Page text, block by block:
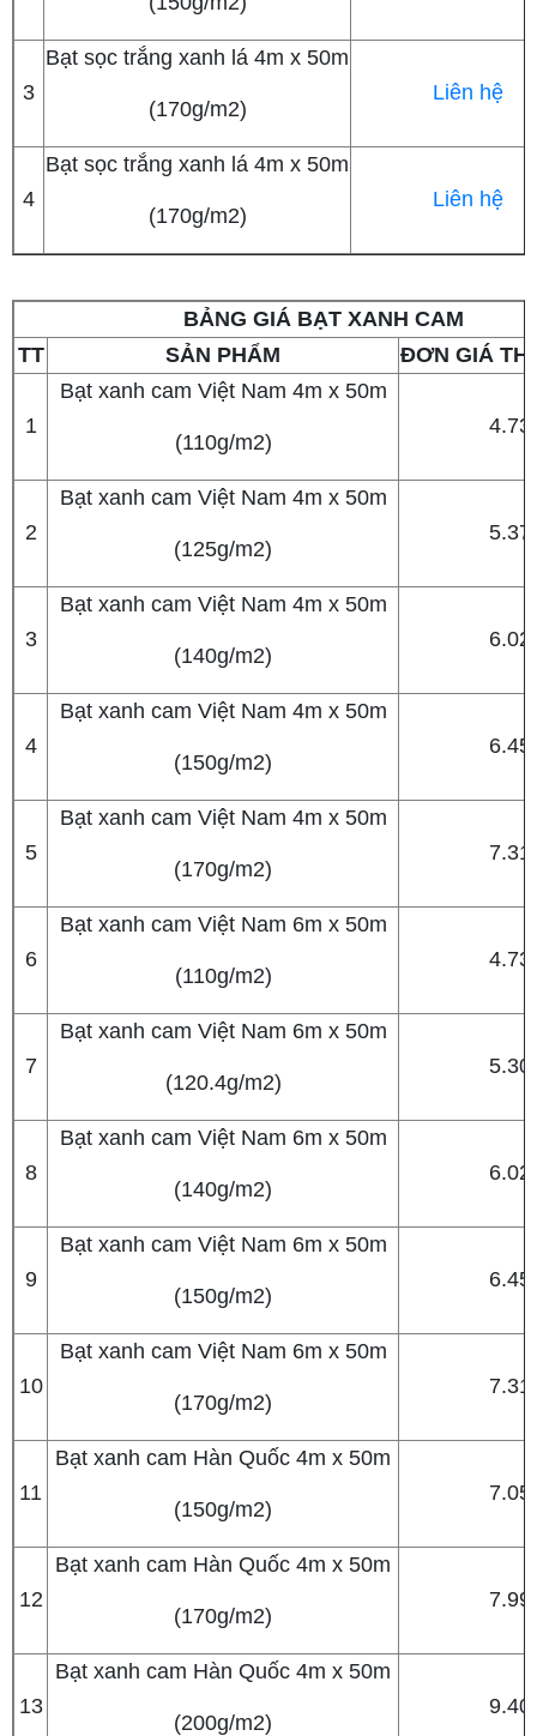
3
Bạt sọc trắng xanh lá 4m x 50m
(170g/m2)
Liên hệ
4
Bạt sọc trắng xanh lá 4m x 50m
(170g/m2)
Liên hệ
BẢNG GIÁ BẠT XANH CAM
TT
SẢN PHẨM ĐƠN GIÁ
1
Bạt xanh cam Việt Nam 4m x 50m
(110g/m2)
2
Bạt xanh cam Việt Nam 4m x 50m
(125g/m2)
3
Bạt xanh cam Việt Nam 4m x 50m
(140g/m2)
4
Bạt xanh cam Việt Nam 4m x 50m
(150g/m2)
5
Bạt xanh cam Việt Nam 4m x 50m
(170g/m2)
6
Bạt xanh cam Việt Nam 6m x 50m
(110g/m2)
7
Bạt xanh cam Việt Nam 6m x 50m
(120.4g/m2)
8
Bạt xanh cam Việt Nam 6m x 50m
(140g/m2)
9
Bạt xanh cam Việt Nam 6m x 50m
(150g/m2)
10
Bạt xanh cam Việt Nam 6m x 50m
(170g/m2)
11
Bạt xanh cam Hàn Quốc 4m x 50m
(150g/m2)
12
Bạt xanh cam Hàn Quốc 4m x 50m
(170g/m2)
13
Bạt xanh cam Hàn Quốc 4m x 50m
(200g/m2)